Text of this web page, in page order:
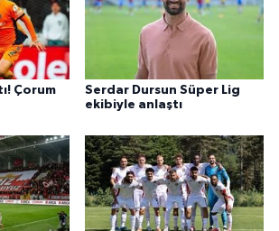
Çorum
Serdar Dursun Süper Lig
ekibiyle anlaştı